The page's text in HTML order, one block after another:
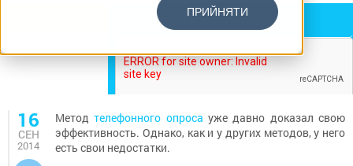
ПРИЙНЯТИ
16
СЕН
2014
Методтелефонного опроса уже давно доказал свою
эффективность. Однако, как и у других методов, у него
есть свои недостатки.